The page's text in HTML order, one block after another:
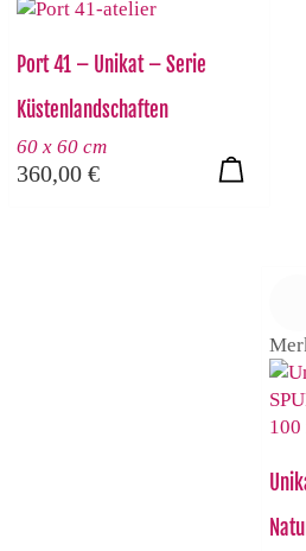
Port 41 – Unikat – Serie
Küstenlandschaften
60 x 60 cm
360,00 €